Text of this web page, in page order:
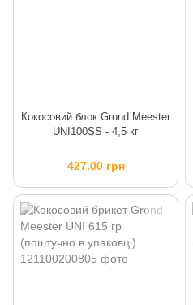
Кокосовий блок Grond Meester
UNI100SS - 4,5 кг
427.00 грн